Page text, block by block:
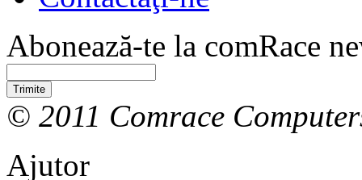
Abonează-te la comRace
Trimite
© 2011 Comrace
Ajutor